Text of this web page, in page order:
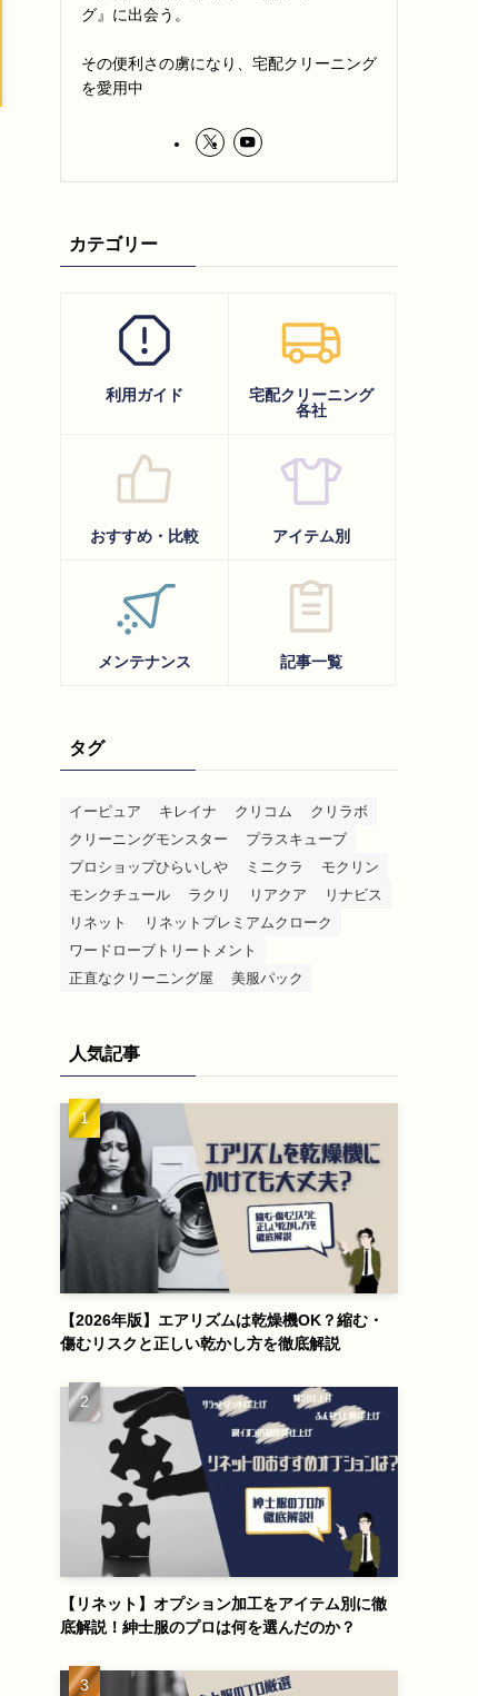
グ』に出会う。
その便利さの虜になり、宅配クリーニング
を愛用中
カテゴリー
利用ガイド
宅配クリーニング
各社
おすすめ・比較 アイテム別
メンテナンス 記事一覧
タグ
イーピュア キレイナ クリコム
クリラボ
クリーニングモンスター
プラスキューブ
プロショップひらいしや
ミニクラ
モクリン
モンクチュール
ラクリ リアクア
リナビス
リネット
リネットプレミアムクローク
ワードローブトリートメント
正直なクリーニング屋
美服パック
人気記事
【2026年版】エアリズムは乾燥機OK？縮む・
傷むリスクと正しい乾かし方を徹底解説
【リネット】オプション加工をアイテム別に徹
底解説！紳士服のプロは何を選んだのか？